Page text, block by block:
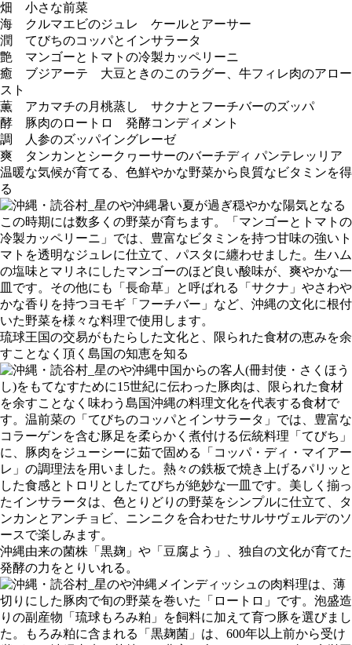
畑 小さな前菜
海 クルマエビのジュレ ケールとアーサー
潤 てびちのコッパとインサラータ
艶 マンゴーとトマトの冷製カッペリーニ
癒 ブジアーテ 大豆ときのこのラグー、牛フィレ肉のアロー
スト
薫 アカマチの月桃蒸し サクナとフーチバーのズッパ
酵 豚肉のロートロ 発酵コンディメント
調 人参のズッパイングレーゼ
爽 タンカンとシークヮーサーのバーチディ パンテレッリア
温暖な気候が育てる、色鮮やかな野菜から良質なビタミンを得
る
暑い夏が過ぎ穏やかな陽気となる
この時期には数多くの野菜が育ちます。「マンゴーとトマトの
冷製カッペリーニ」では、豊富なビタミンを持つ甘味の強いト
マトを透明なジュレに仕立て、パスタに纏わせました。⽣ハム
の塩味とマリネにしたマンゴーのほど良い酸味が、爽やかな一
皿です。その他にも「長命草」と呼ばれる「サクナ」やさわや
かな香りを持つヨモギ「フーチバー」など、沖縄の文化に根付
いた野菜を様々な料理で使用します。
琉球王国の交易がもたらした文化と、限られた食材の恵みを余
すことなく頂く島国の知恵を知る
中国からの客人(冊封使・さくほう
し)をもてなすために15世紀に伝わった豚肉は、限られた食材
を余すことなく味わう島国沖縄の料理文化を代表する食材で
す。温前菜の「てびちのコッパとインサラータ」では、豊富な
コラーゲンを含む豚足を柔らかく煮付ける伝統料理「てびち」
に、豚肉をジューシーに茹で固める「コッパ・ディ・マイアー
レ」の調理法を用いました。熱々の鉄板で焼き上げるパリッと
した食感とトロリとしたてびちが絶妙な一皿です。美しく揃っ
たインサラータは、色とりどりの野菜をシンプルに仕立て、タ
ンカンとアンチョビ、ニンニクを合わせたサルサヴェルデのソ
ースで楽しみます。
沖縄由来の菌株「黒麹」や「豆腐よう」、独自の文化が育てた
発酵の力をとりいれる。
メインディッシュの肉料理は、薄
切りにした豚肉で旬の野菜を巻いた「ロートロ」です。泡盛造
りの副産物「琉球もろみ粕」を飼料に加えて育つ豚を選びまし
た。もろみ粕に含まれる「黒麹菌」は、600年以上前から受け